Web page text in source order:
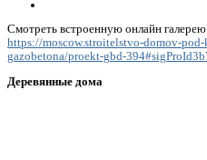
Смотреть встроенную онлайн галерею
https://moscow.stroitelstvo-domov-
gazobetona/proekt-gbd-
Деревянные дома